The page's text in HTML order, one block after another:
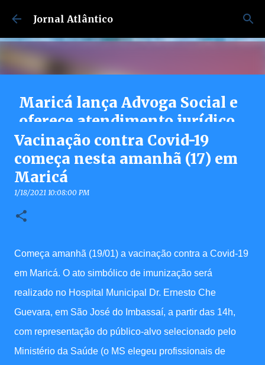
Pular para o conteúdo principal
Jornal Atlântico
Maricá lança Advoga Social e
oferece atendimento jurídico
gratuito e online 24h para
moradores
7/30/2026 04:53:00 PM
0
Vacinação contra Covid-19
começa nesta amanhã (17) em
Maricá
1/18/2021 10:08:00 PM
Começa amanhã (19/01) a vacinação contra a Covid-19
em Maricá. O ato simbólico de imunização será
realizado no Hospital Municipal Dr. Ernesto Che
Guevara, em São José do Imbassaí, a partir das 14h,
com representação do público-alvo selecionado pelo
Ministério da Saúde (o MS elegeu profissionais de